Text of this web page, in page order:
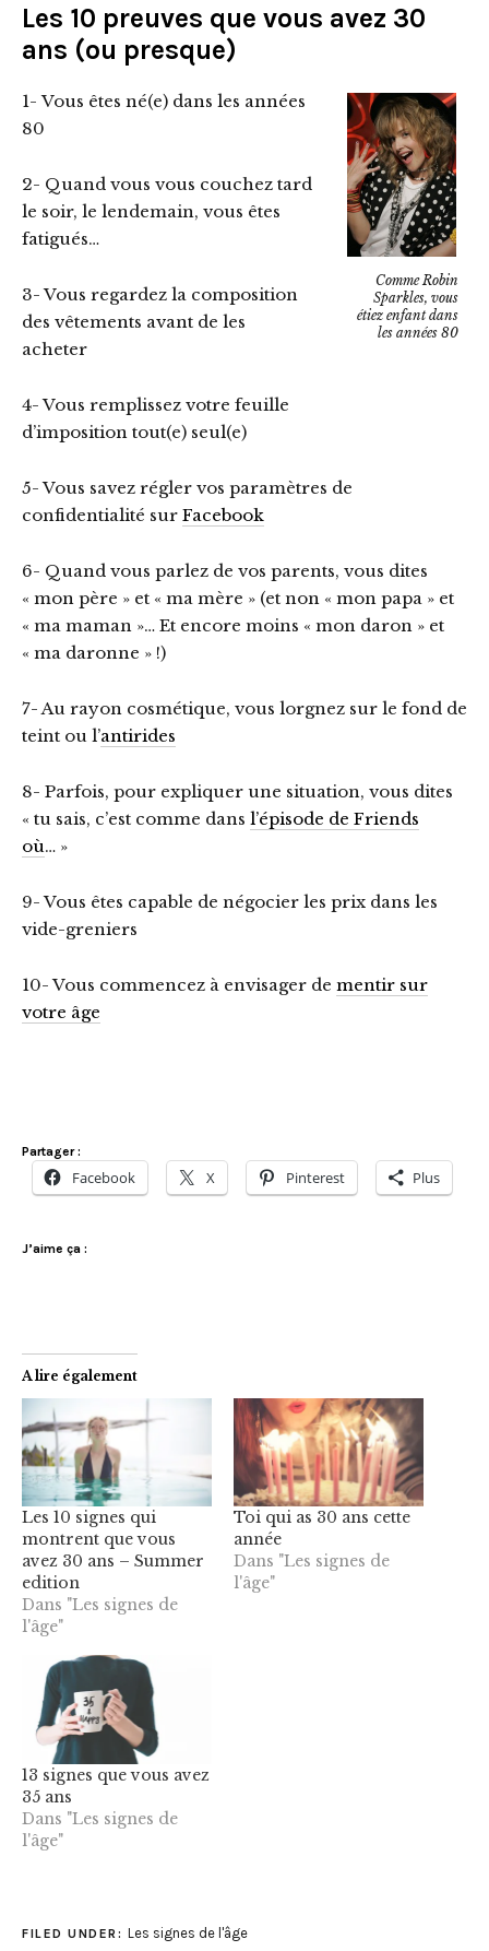
Les 10 preuves que vous avez 30
ans (ou presque)
Comme Robin
Sparkles, vous
étiez enfant dans
les années 80
1- Vous êtes né(e) dans les années
80
2- Quand vous vous couchez tard
le soir, le lendemain, vous êtes
fatigués…
3- Vous regardez la composition
des vêtements avant de les
acheter
4- Vous remplissez votre feuille
d’imposition tout(e) seul(e)
5- Vous savez régler vos paramètres de
confidentialité sur Facebook
6- Quand vous parlez de vos parents, vous dites
« mon père » et « ma mère » (et non « mon papa » et
« ma maman »… Et encore moins « mon daron » et
« ma daronne » !)
7- Au rayon cosmétique, vous lorgnez sur le fond de
teint ou l’antirides
8- Parfois, pour expliquer une situation, vous dites
« tu sais, c’est comme dans l’épisode de Friends
où… »
9- Vous êtes capable de négocier les prix dans les
vide-greniers
10- Vous commencez à envisager de mentir sur
votre âge
Partager :
Facebook X Pinterest Plus
J’aime ça :
A lire également
Les 10 signes qui
montrent que vous
avez 30 ans – Summer
edition
Dans "Les signes de
l'âge"
Toi qui as 30 ans cette
année
Dans "Les signes de
l'âge"
13 signes que vous avez
35 ans
Dans "Les signes de
l'âge"
FILED UNDER: Les signes de l'âge